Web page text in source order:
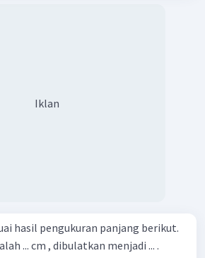
Iklan
hasil pengukuran panjang berikut.
... cm , dibulatkan menjadi ... .